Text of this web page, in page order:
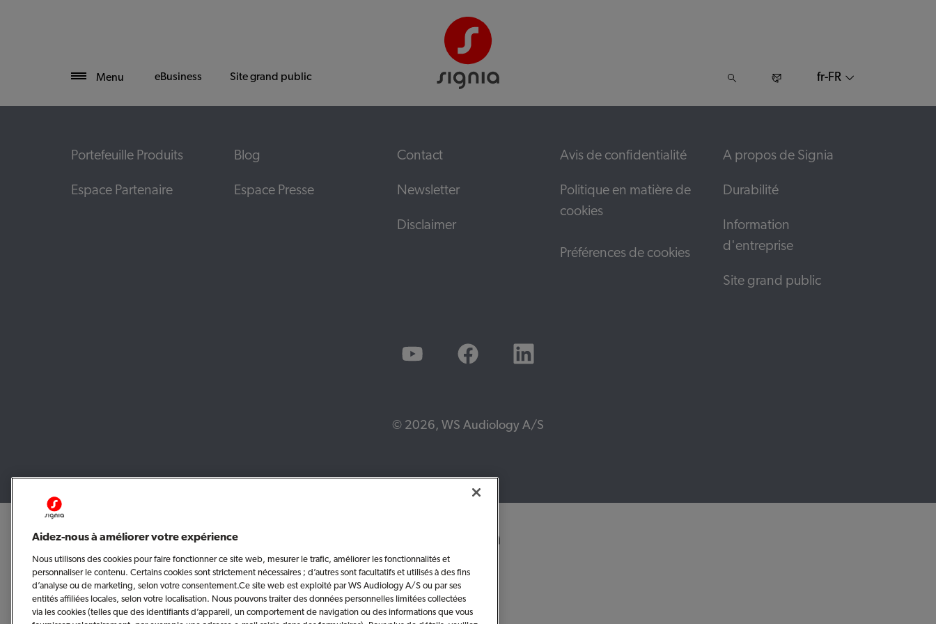
Menu eBusiness Site grand public fr-FR
Portefeuille Produits
Espace Partenaire
Blog
Espace Presse
Contact
Newsletter
Disclaimer
Avis de confidentialité
Politique en matière de
cookies
Préférences de cookies
A propos de Signia
Durabilité
Information
d'entreprise
Site grand public
© 2026, WS Audiology A/S
Aidez-nous à améliorer votre expérience
Nous utilisons des cookies pour faire fonctionner ce site web, mesurer le trafic, améliorer les fonctionnalités et
personnaliser le contenu. Certains cookies sont strictement nécessaires ; d’autres sont facultatifs et utilisés à des fins
d’analyse ou de marketing, selon votre consentement.Ce site web est exploité par WS Audiology A/S ou par ses
entités affiliées locales, selon votre localisation. Nous pouvons traiter des données personnelles limitées collectées
via les cookies (telles que des identifiants d’appareil, un comportement de navigation ou des informations que vous